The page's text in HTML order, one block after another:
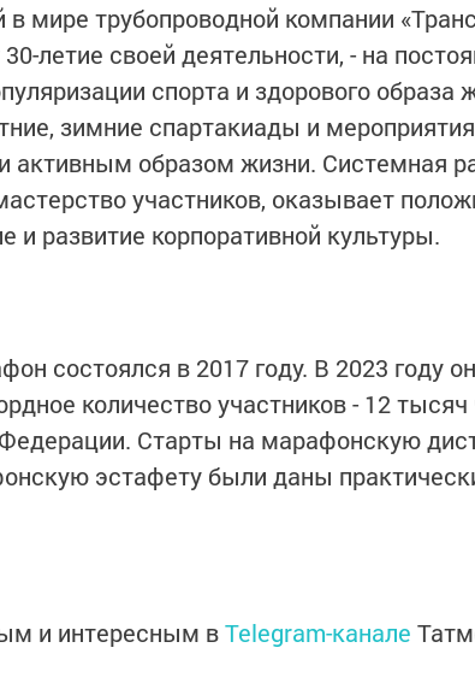
мире трубопроводной компании
летие своей деятельности, - на
спорта и здорового образа
зимние спартакиады и
активным образом жизни. Системная
участников, оказывает
и развитие корпоративной культуры.
состоялся в 2017 году. В 2023 году
количество участников - 12 тысяч
Старты на марафонскую
эстафету были даны
и интересным вTelegram-канале